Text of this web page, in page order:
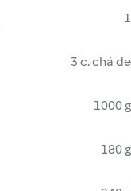
1
3 c. chá de
1000 g
180 g